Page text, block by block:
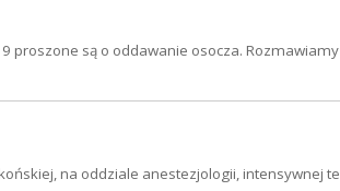
proszone są o oddawanie osocza.
na oddziale anestezjologii, intensywnej